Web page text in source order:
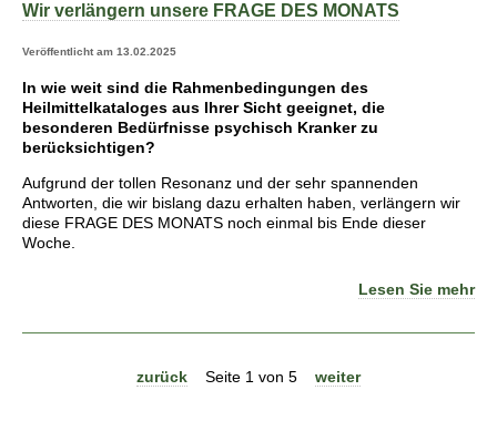
Wir verlängern unsere FRAGE DES MONATS
Veröffentlicht am 13.02.2025
In wie weit sind die Rahmenbedingungen des
Heilmittelkataloges aus Ihrer Sicht geeignet, die
besonderen Bedürfnisse psychisch Kranker zu
berücksichtigen?
Aufgrund der tollen Resonanz und der sehr spannenden
Antworten, die wir bislang dazu erhalten haben, verlängern wir
diese FRAGE DES MONATS noch einmal bis Ende dieser
Woche.
Lesen Sie mehr
zurück Seite 1 von 5 weiter